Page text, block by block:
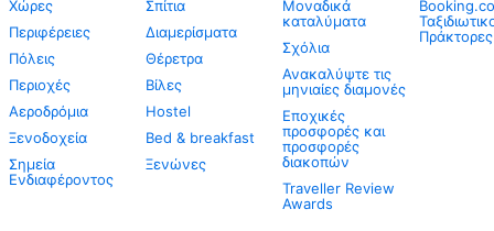
Χώρες
Περιφέρειες
Πόλεις
Περιοχές
Αεροδρόμια
Ξενοδοχεία
Σημεία
Ενδιαφέροντος
Σπίτια
Διαμερίσματα
Θέρετρα
Βίλες
Hostel
Bed & breakfast
Ξενώνες
Μοναδικά
καταλύματα
Σχόλια
Ανακαλύψτε τις
μηνιαίες διαμονές
Εποχικές
προσφορές και
προσφορές
διακοπών
Traveller Review
Awards
Πράκτορες